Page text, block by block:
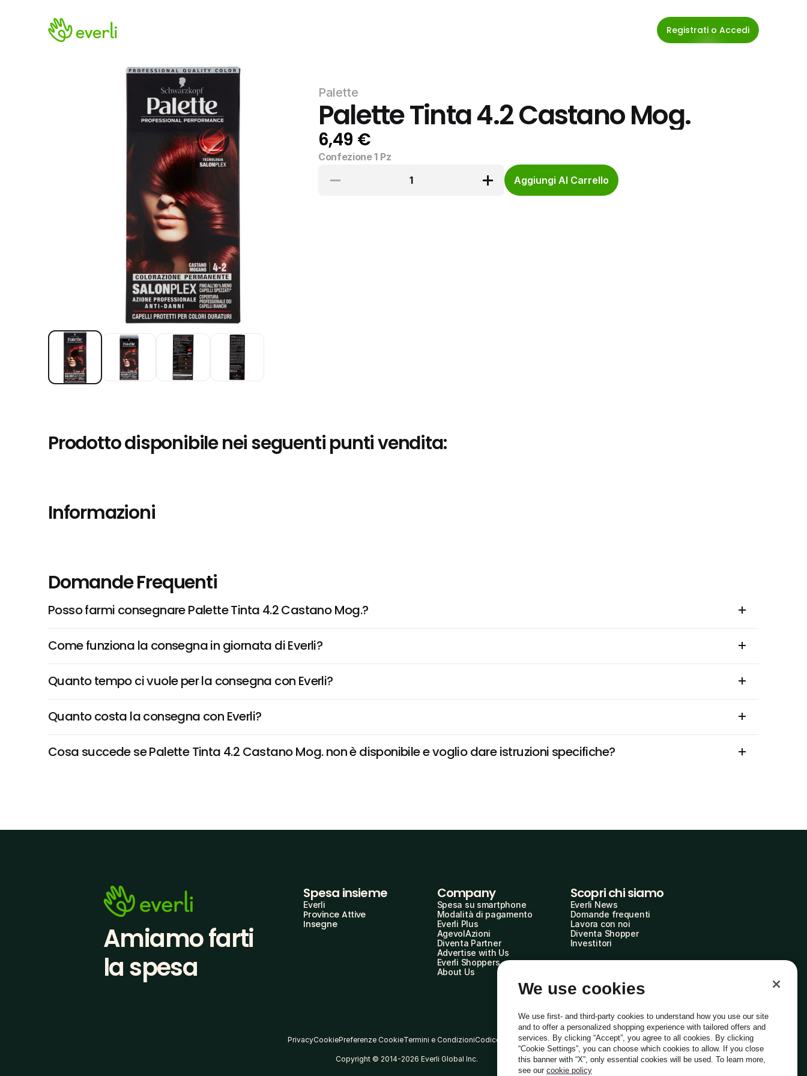
Registrati o Accedi
Palette
Palette Tinta 4.2 Castano Mog.
6,49 €
Confezione 1 Pz
1
Aggiungi Al Carrello
Prodotto disponibile nei seguenti punti vendita:
Informazioni
Domande Frequenti
Posso farmi consegnare Palette Tinta 4.2 Castano Mog.?
Come funziona la consegna in giornata di Everli?
Quanto tempo ci vuole per la consegna con Everli?
Quanto costa la consegna con Everli?
Cosa succede se Palette Tinta 4.2 Castano Mog. non è disponibile e voglio dare istruzioni specifiche?
Amiamo farti
la spesa
Spesa insieme
Everli
Province Attive
Insegne
Company
Spesa su smartphone
Modalità di pagamento
Everli Plus
AgevolAzioni
Diventa Partner
Advertise with Us
Everli Shoppers
About Us
Scopri chi siamo
Everli News
Domande frequenti
Lavora con noi
Diventa Shopper
Investitori
PrivacyCookiePreferenze CookieTermini e CondizioniCodice Etico
Copyright © 2014-2026 Everli Global Inc. Italiano
We use cookies
We use first- and third-party cookies to understand how you use our site
and to offer a personalized shopping experience with tailored offers and
services. By clicking “Accept”, you agree to all cookies. By clicking
“Cookie Settings”, you can choose which cookies to allow. If you close
this banner with “X”, only essential cookies will be used. To learn more,
see our cookie policy